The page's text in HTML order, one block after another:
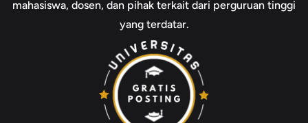
mahasiswa, dosen, dan pihak terkait dari perguruan tinggi
yang terdatar.